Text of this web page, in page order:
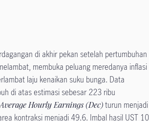
di akhir pekan setelah pertumbuhan
membuka peluang meredanya inflasi
laju kenaikan suku bunga. Data
di atas estimasi sebesar 223 ribu
Hourly Earnings (Dec)turun menjadi
kontraksi menjadi 49.6. Imbal hasil UST 10